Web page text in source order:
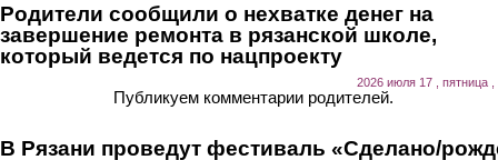
Родители сообщили о нехватке денег на
завершение ремонта в рязанской школе,
который ведется по нацпроекту
2026 июля 17 , пятница ,
Публикуем комментарии родителей.
В Рязани проведут фестиваль «Сделано/